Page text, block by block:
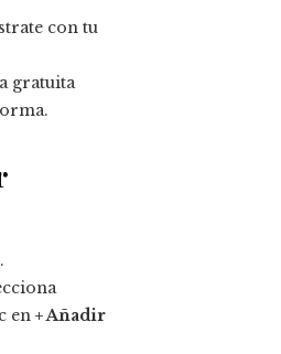
con tu
gratuita
en + Añadir